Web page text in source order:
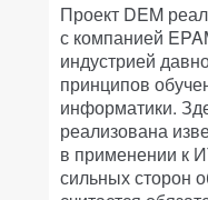
Проект DEM
с компанией
индустрией
принципов
информатики.
реализована
в применении к
сильных сторон